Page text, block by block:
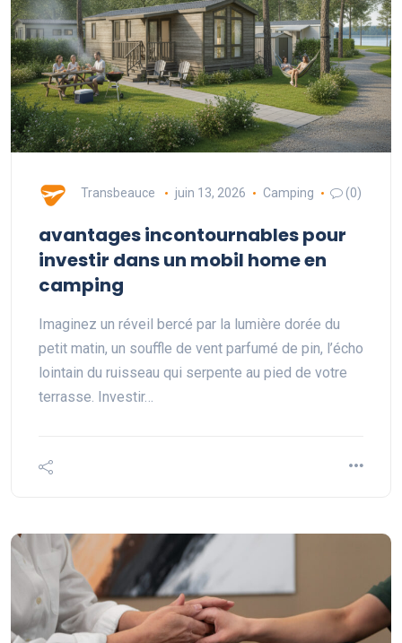
Transbeauce juin 13, 2026 Camping (0)
avantages incontournables pour
investir dans un mobil home en
camping
Imaginez un réveil bercé par la lumière dorée du
petit matin, un souffle de vent parfumé de pin, l’écho
lointain du ruisseau qui serpente au pied de votre
terrasse. Investir…